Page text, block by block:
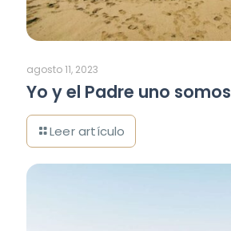
agosto 11, 2023
Yo y el Padre uno somos